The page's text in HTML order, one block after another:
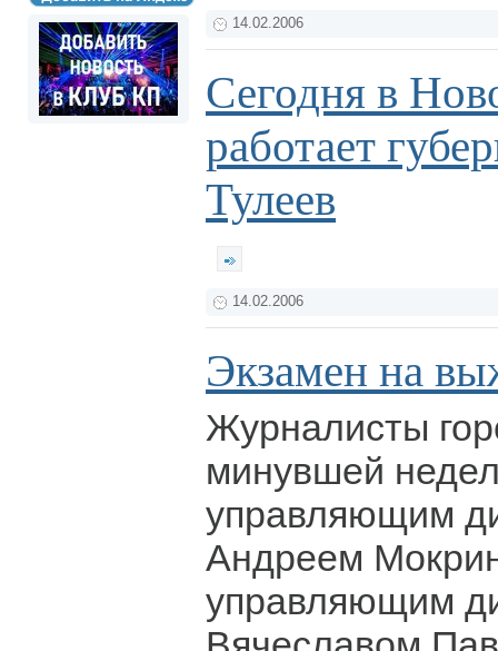
14.02.2006
Сегодня в
работает
Тулеев
14.02.2006
Экзамен на
Журналисты
минувшей
управляющим
Андреем
управляющим